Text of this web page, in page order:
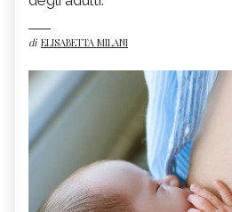
di ELISABETTA MILANI